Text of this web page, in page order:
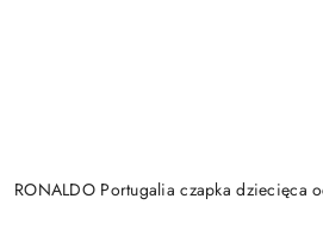
RONALDO Portugalia czapka dziecięca